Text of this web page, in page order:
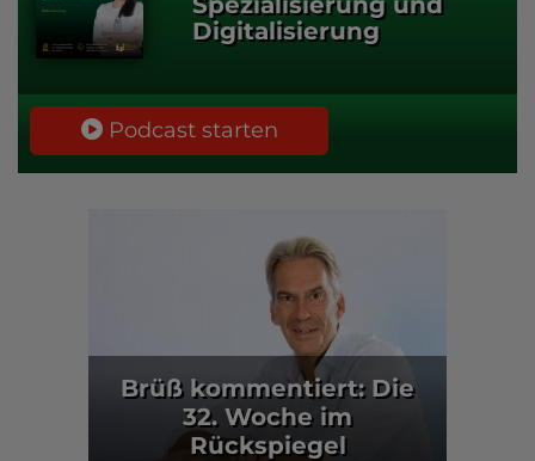
Digitalisierung
Podcast starten
Brüß kommentiert: Die
32. Woche im
Rückspiegel